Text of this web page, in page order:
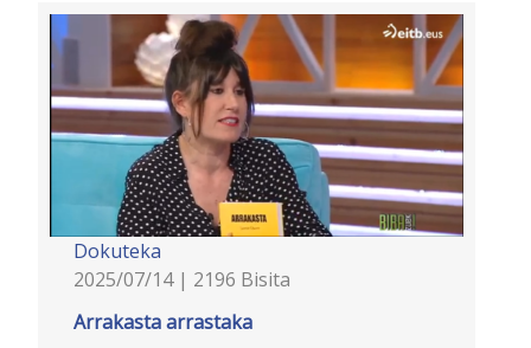
Dokuteka
2025/07/14 | 2196 Bisita
Arrakasta arrastaka